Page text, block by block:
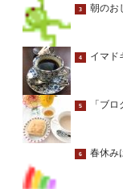
3 朝のお
4 イマド
5 「ブ
6 春休み